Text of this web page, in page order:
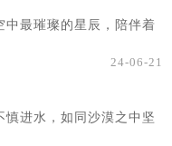
中最璀璨的星辰，陪伴着
24-06-21
慎进水，如同沙漠之中坚